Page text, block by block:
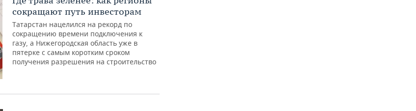
сокращают путь инвесторам
Татарстан нацелился на рекорд по
сокращению времени подключения к
газу, а Нижегородская область уже в
пятерке с самым коротким сроком
получения разрешения на строительство